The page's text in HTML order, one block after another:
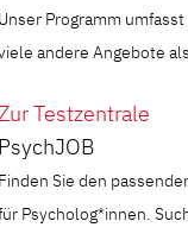
Programm
andere Angebote
Testzentrale
Sie den
Psycholog*innen.